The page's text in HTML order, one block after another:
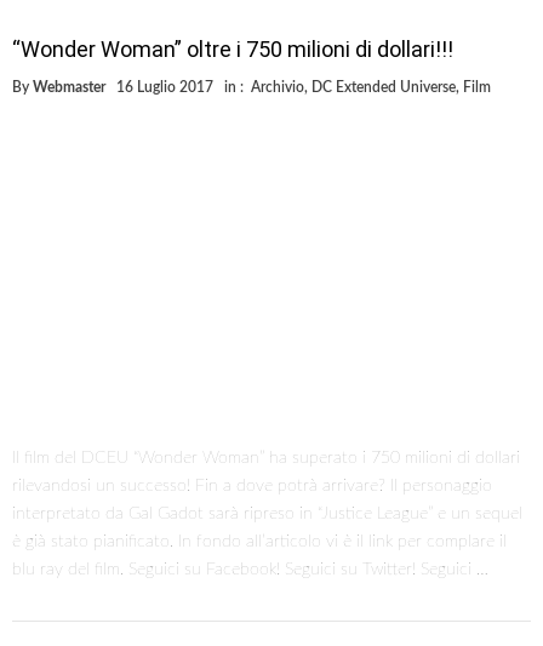
“Wonder Woman” oltre i 750 milioni di dollari!!!
By Webmaster 16 Luglio 2017 in : Archivio, DC Extended Universe, Film
Il film del DCEU “Wonder Woman” ha superato i 750 milioni di dollari
rilevandosi un successo! Fin a dove potrà arrivare? Il personaggio
interpretato da Gal Gadot sarà ripreso in “Justice League” e un sequel
è già stato pianificato. In fondo all’articolo vi è il link per complare il
blu ray del film. Seguici su Facebook! Seguici su Twitter! Seguici …